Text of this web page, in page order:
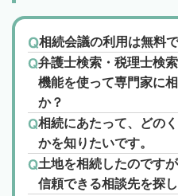
相続会議の利用は無料
弁護士検索・税理士検
機能を使って専門家に
か？
相続にあたって、どの
かを知りたいです。
土地を相続したのです
信頼できる相談先を探し